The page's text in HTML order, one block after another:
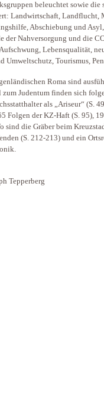
beleuchtet sowie
Landwirtschaft, Landflucht,
Abschiebung und
der Nahversorgung und die
Lebensqualität,
Umweltschutz, Tourismus,
Roma sind
zum Judentum finden sich
als „Ariseur“ (S.
Folgen der KZ-Haft (S. 95),
sind die Gräber beim
(S. 212-213) und ein
Tepperberg